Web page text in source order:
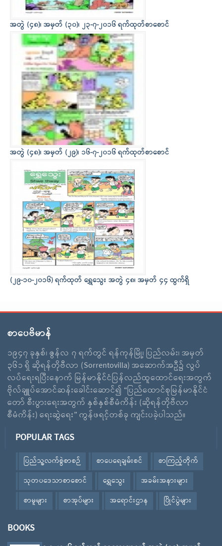
အတွဲ (၄၈)၊ အမှတ် (၃၀)၊ ၂၃-၇-၂၀၁၆ ရက်ထုတ်စာစောင်
အတွဲ (၄၈)၊ အမှတ် (၂၉)၊ ၁၆-၇-၂၀၁၆ ရက်ထုတ်စာစောင်
(၂၉-၁၀-၂၀၁၆) ရက်ထုတ် ရွှေသွေး အတွဲ ၄၈၊ အမှတ် ၄၄ ထွက်ရှိ
စာပေဗိမာန်
၁၉၄၇ ခုနှစ်၊ ဇွန်လ ၇ ရက်တွင် ရန်ကုန်မြို့၊ ပြည်လမ်း၊ အမှတ်
၃၆၁ ရှိ ဆိုရန်တိုဗီလာ (Sorrentovilla) အဆောက်အဦ၌ လွပ်
လပ်ရေးရပြီးနောက် မြန်မာနိုင်ငံပြန်လည်ထူထောင်ရေးအတွက်
ဗိုလ်ချူပ်အောင်ဆန်းခေါင်းဆောင်၍ “ပြည်ထောင်စုမြန်မာနိုင်ငံ
တော် စီးပွားရေးအတွက် နှစ်နှစ်စီမံကိန်း (ဆိုရန်တိုဗီလာ
စီမံကိန်း) ရေးဆွဲရေး” ကွန်ဖရင့်တစ်ခု ကျင်းပခဲ့ပါသည်။
POPULAR TAGS
ပြည်သူ့လက်စွဲစာစဉ် စာပေရေချမ်းစင်
စာကြည့်တိုက်
သုတပဒေသာစာစောင်
ရွှေသွေး
အခမ်းအနားများ
စာမူများ
စာအုပ်များ အရောင်းဌာန ပြိုင်ပွဲများ
BOOKS